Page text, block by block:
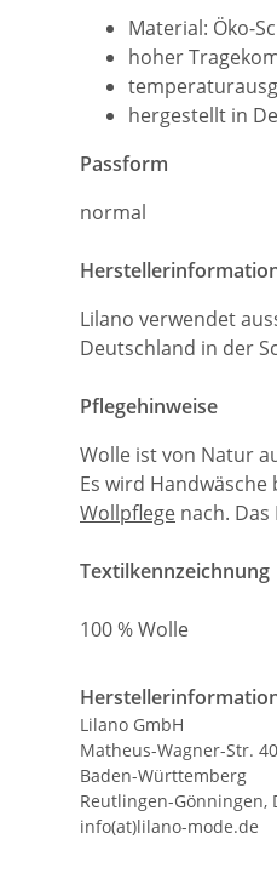
Material: Öko-
hoher
hergestellt in
Passform
normal
Lilano verwendet
Deutschland in der
Pflegehinweise
Wolle ist von Natur
Es wird
Wollpflege nach.
Textilkennzeichnung
100 % Wolle
Lilano GmbH
Matheus-Wagner-Str. 40
Baden-Württemberg
Reutlingen-Gönningen,
info(at)lilano-mode.de